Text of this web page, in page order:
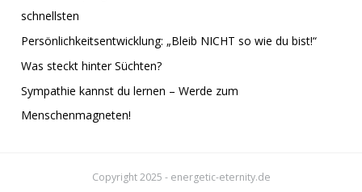
schnellsten
Persönlichkeitsentwicklung: „Bleib NICHT so wie du bist!“
Was steckt hinter Süchten?
Sympathie kannst du lernen – Werde zum
Menschenmagneten!
Copyright 2025 - energetic-eternity.de